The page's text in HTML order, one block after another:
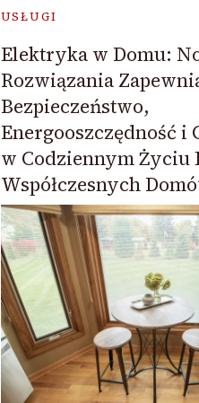
USŁUGI
Elektryka w Domu:
Rozwiązania
Bezpieczeństwo,
Energooszczędność i
w Codziennym Życiu
Współczesnych